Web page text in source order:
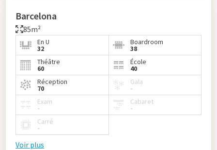
Barcelona
85m²
En U
32
Boardroom
38
Théâtre
60
École
40
Réception
70
Gala
-
Exam
-
Cabaret
-
Carré
-
Voir plus